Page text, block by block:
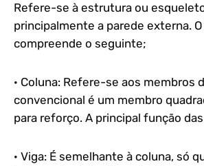
Refere-se à estrutura ou
principalmente a parede externa.
compreende o seguinte;
· Coluna: Refere-se aos
convencional é um membro
para reforço. A principal função
· Viga: É semelhante à coluna, só